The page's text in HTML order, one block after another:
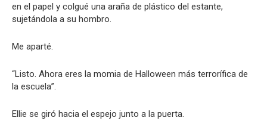
en el papel y colgué una araña de plástico del estante,
sujetándola a su hombro.
Me aparté.
“Listo. Ahora eres la momia de Halloween más terrorífica de
la escuela”.
Ellie se giró hacia el espejo junto a la puerta.